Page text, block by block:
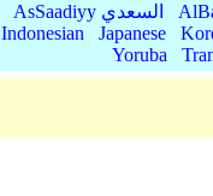
AsSaadiyy السعدي
Indonesian Japanese
Yoruba